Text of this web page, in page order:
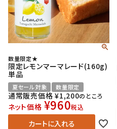
数量限定★
限定レモンマーマレード(160g)
単品
夏セール対象 数量限定
通常販売価格 ¥1,200のところ
ネット価格 ¥960税込
カートに入れる